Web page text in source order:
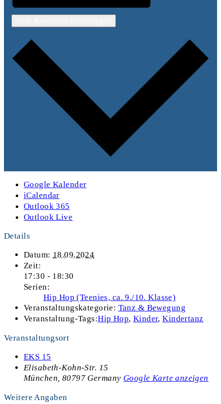
Google Kalender
iCalendar
Outlook 365
Outlook Live
Details
Datum: 18.09.2024
Zeit:
17:30 - 18:30
Serien:
Hip Hop (Teenies, ca. 9./10. Klasse)
Veranstaltungskategorie: Tanz & Bewegung
Veranstaltung-Tags:Hip Hop, Kinder,Kindertanz
Veranstaltungsort
EKS 15
Elisabeth-Kohn-Str. 15
München, 80797 Germany Google Karte anzeigen
Weitere Angaben